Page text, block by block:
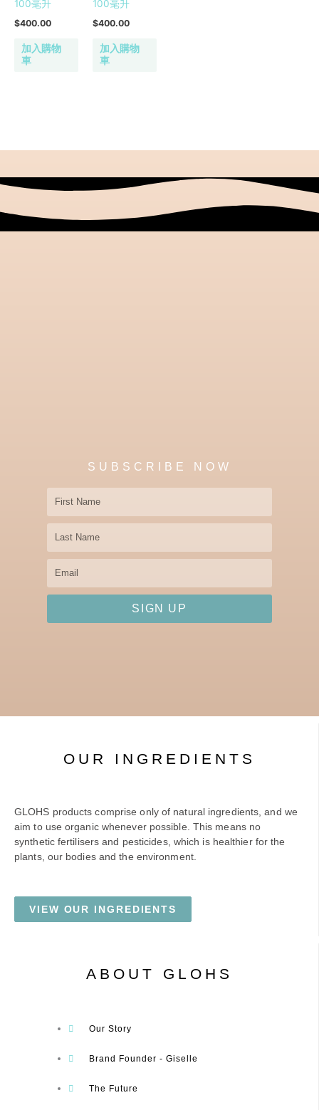
100毫升
$400.00
加入購物
車
100毫升
$400.00
加入購物
車
SUBSCRIBE NOW
First
Name
Last
Name
Email
SIGN UP
OUR INGREDIENTS
GLOHS products comprise only of natural ingredients, and we
aim to use organic whenever possible. This means no
synthetic fertilisers and pesticides, which is healthier for the
plants, our bodies and the environment.
VIEW OUR INGREDIENTS
ABOUT GLOHS
Our Story
Brand Founder - Giselle
The Future